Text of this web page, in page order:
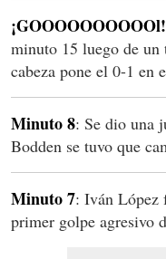
¡GOOOOOOOOOOl!
minuto 15 luego de
cabeza pone el 0-1 en
Minuto 8: Se dio una
Bodden se tuvo que
Minuto 7: Iván López
primer golpe agresivo